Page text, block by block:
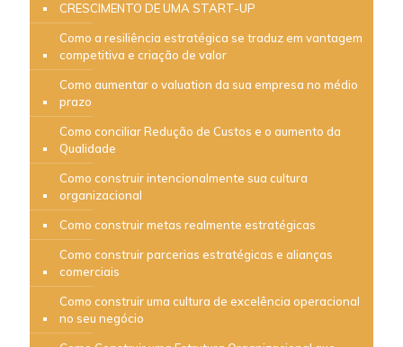
CRESCIMENTO DE UMA START-UP
Como a resiliência estratégica se traduz em vantagem
competitiva e criação de valor
Como aumentar o valuation da sua empresa no médio
prazo
Como conciliar Redução de Custos e o aumento da
Qualidade
Como construir intencionalmente sua cultura
organizacional
Como construir metas realmente estratégicas
Como construir parcerias estratégicas e alianças
comerciais
Como construir uma cultura de excelência operacional
no seu negócio